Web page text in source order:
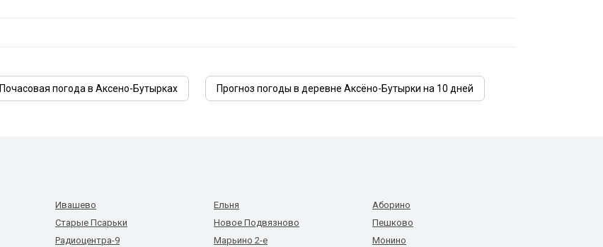
Почасовая погода в Аксено-Бутырках Прогноз погоды в деревне Аксёно-Бутырки на 10 дней
Ивашево
Старые Псарьки
Радиоцентра-9
Ельня
Новое Подвязново
Марьино 2-е
Аборино
Пешково
Монино